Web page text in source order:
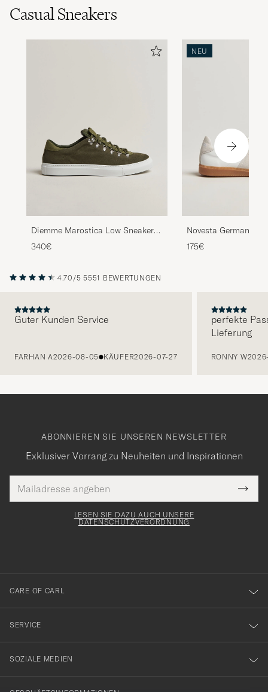
Casual Sneakers
Diemme Marostica Low Sneaker
Olive Suede
340€
NEU
Novesta German
White
175€
4.70/5 5551 BEWERTUNGEN
Guter Kunden Service
FARHAN A2026-08-05 KÄUFER2026-07-27
perfekte
Lieferung
RONNY W
ABONNIEREN SIE UNSEREN NEWSLETTER
Exklusiver Vorrang zu Neuheiten und Inspirationen
Mail
Adresse
Tack
för
dig
till
vårt
nyhetsbrev!
LESEN SIE DAZU AUCH UNSERE
DATENSCHUTZVERORDNUNG
CARE OF CARL
SERVICE
SOZIALE MEDIEN